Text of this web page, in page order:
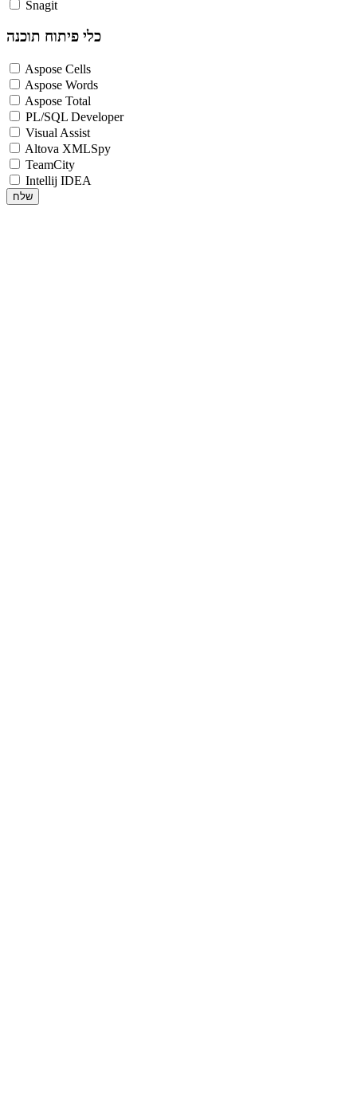
Snagit
כלי פיתוח תוכנה
Aspose Cells
Aspose Words
Aspose Total
PL/SQL Developer
Visual Assist
Altova XMLSpy
TeamCity
Intellij IDEA